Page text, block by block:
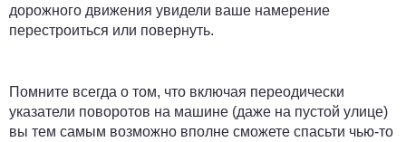
дорожного движения увидели ваше намерение
перестроиться или повернуть.
Помните всегда о том, что включая переодически
указатели поворотов на машине (даже на пустой улице)
вы тем самым возможно вполне сможете спасьти чью-то